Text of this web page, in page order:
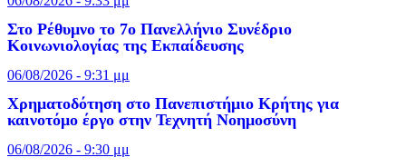
Στο Ρέθυμνο το 7ο Πανελλήνιο Συνέδριο
Κοινωνιολογίας της Εκπαίδευσης
06/08/2026 - 9:31 μμ
Χρηματοδότηση στο Πανεπιστήμιο Κρήτης για
καινοτόμο έργο στην Τεχνητή Νοημοσύνη
06/08/2026 - 9:30 μμ